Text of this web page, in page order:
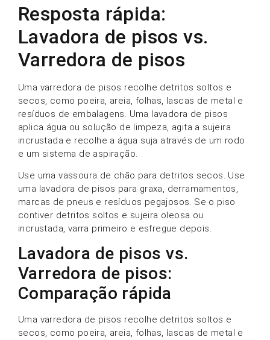
Resposta rápida:
Lavadora de pisos vs.
Varredora de pisos
Uma varredora de pisos recolhe detritos soltos e
secos, como poeira, areia, folhas, lascas de metal e
resíduos de embalagens. Uma lavadora de pisos
aplica água ou solução de limpeza, agita a sujeira
incrustada e recolhe a água suja através de um rodo
e um sistema de aspiração.
Use uma vassoura de chão para detritos secos. Use
uma lavadora de pisos para graxa, derramamentos,
marcas de pneus e resíduos pegajosos. Se o piso
contiver detritos soltos e sujeira oleosa ou
incrustada, varra primeiro e esfregue depois.
Lavadora de pisos vs.
Varredora de pisos:
Comparação rápida
Uma varredora de pisos recolhe detritos soltos e
secos, como poeira, areia, folhas, lascas de metal e